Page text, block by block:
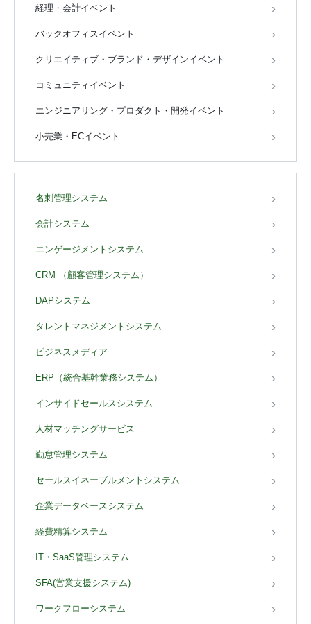
経理・会計イベント
バックオフィスイベント
クリエイティブ・ブランド・デザインイベント
コミュニティイベント
エンジニアリング・プロダクト・開発イベント
小売業・ECイベント
名刺管理システム
会計システム
エンゲージメントシステム
CRM （顧客管理システム）
DAPシステム
タレントマネジメントシステム
ビジネスメディア
ERP（統合基幹業務システム）
インサイドセールスシステム
人材マッチングサービス
勤怠管理システム
セールスイネーブルメントシステム
企業データベースシステム
経費精算システム
IT・SaaS管理システム
SFA(営業支援システム)
ワークフローシステム